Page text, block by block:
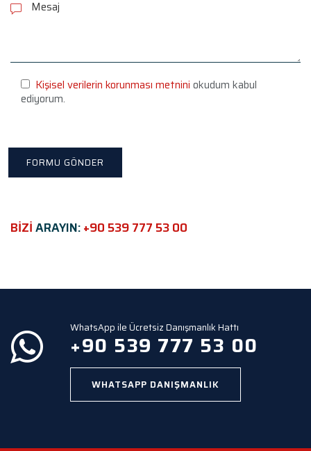
e
h
s
e
l
p
Kişisel verilerin korunması metnini okudum kabul
ediyorum.
BİZİARAYIN:+90 539 777 53 00
WhatsApp ile Ücretsiz Danışmanlık Hattı
+90 539 777 53 00
WHATSAPP DANIŞMANLIK